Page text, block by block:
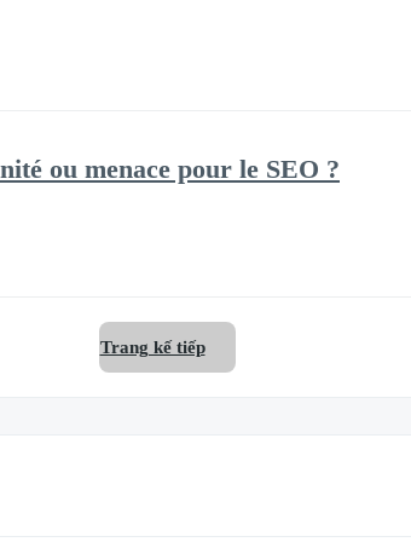
ou menace pour le SEO ?
Trang kế tiếp